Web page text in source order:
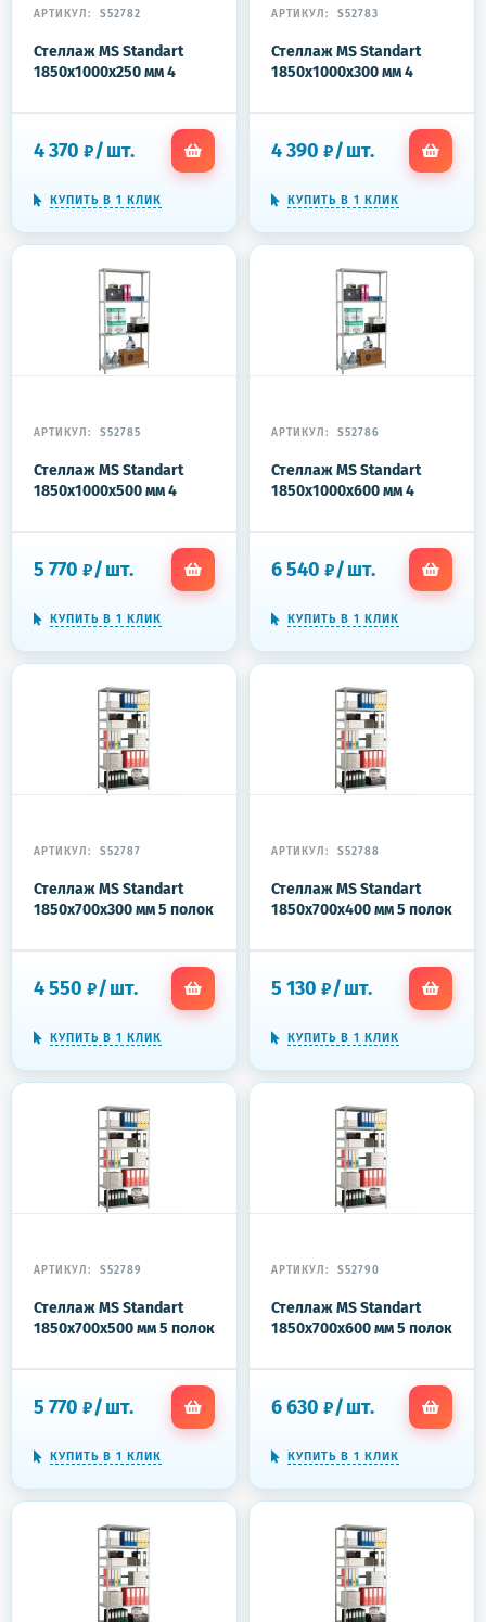
АРТИКУЛ: S52782
Стеллаж MS Standart
1850x1000x250 мм 4
4 370 ₽/шт.
КУПИТЬ В 1 КЛИК
АРТИКУЛ: S52783
Стеллаж MS Standart
1850x1000x300 мм 4
4 390 ₽/шт.
КУПИТЬ В 1 КЛИК
АРТИКУЛ: S52785
Стеллаж MS Standart
1850x1000x500 мм 4
5 770 ₽/шт.
КУПИТЬ В 1 КЛИК
АРТИКУЛ: S52786
Стеллаж MS Standart
1850x1000x600 мм 4
6 540 ₽/шт.
КУПИТЬ В 1 КЛИК
АРТИКУЛ: S52787
Стеллаж MS Standart
1850x700x300 мм 5 полок
4 550 ₽/шт.
КУПИТЬ В 1 КЛИК
АРТИКУЛ: S52788
Стеллаж MS Standart
1850x700x400 мм 5 полок
5 130 ₽/шт.
КУПИТЬ В 1 КЛИК
АРТИКУЛ: S52789
Стеллаж MS Standart
1850x700x500 мм 5 полок
5 770 ₽/шт.
КУПИТЬ В 1 КЛИК
АРТИКУЛ: S52790
Стеллаж MS Standart
1850x700x600 мм 5 полок
6 630 ₽/шт.
КУПИТЬ В 1 КЛИК